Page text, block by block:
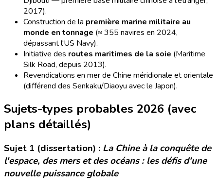
2017).
Construction de la première marine militaire au
monde en tonnage (≈ 355 navires en 2024,
dépassant l'US Navy).
Initiative des routes maritimes de la soie (Maritime
Silk Road, depuis 2013).
Revendications en mer de Chine méridionale et orientale
(différend des Senkaku/Diaoyu avec le Japon).
Sujets-types probables 2026 (avec
plans détaillés)
Sujet 1 (dissertation) : La Chine à la conquête de
l'espace, des mers et des océans : les défis d'une
nouvelle puissance globale